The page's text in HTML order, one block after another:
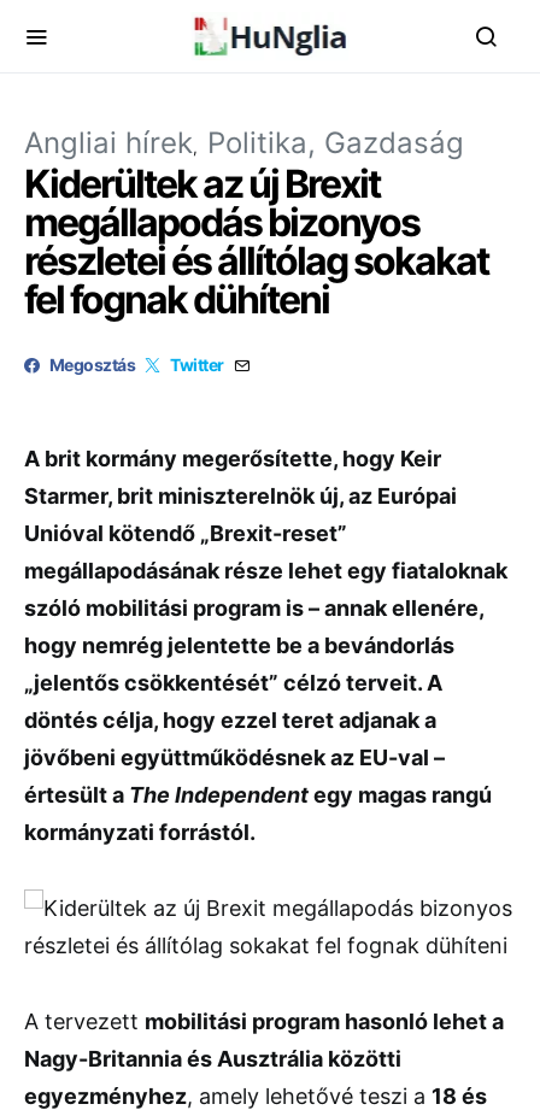
Angliai hírek Politika, Gazdaság
Kiderültek az új Brexit
megállapodás bizonyos
részletei és állítólag sokakat
fel fognak dühíteni
Megosztás Twitter
A brit kormány megerősítette, hogy Keir
Starmer, brit miniszterelnök új,az Európai
Unióval kötendő „Brexit-reset”
megállapodásának része lehetegy fiataloknak
szóló mobilitási program is –annakellenére,
hogy nemrég jelentette be a bevándorlás
„jelentőscsökkentését” célzó terveit. A
döntéscélja, hogy ezzel teretadjanaka
jövőbeni együttműködésnekaz EU-val –
értesülta The Independentegy magas rangú
kormányzati forrástól.
A tervezett mobilitási program hasonló leheta
Nagy-Britanniaés Ausztrália közötti
egyezményhez, amely lehetővé teszi a 18 és